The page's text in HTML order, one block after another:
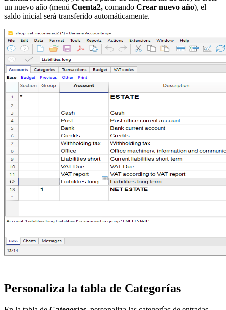
un nuevo año (menú Cuenta2, comando Crear nuevo año), el
saldo inicial será transferido automáticamente.
Personaliza la tabla de Categorías